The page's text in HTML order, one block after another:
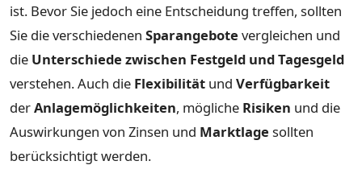
ist. Bevor Sie jedoch eine Entscheidung treffen, sollten
Sie die verschiedenen Sparangebote vergleichen und
die Unterschiede zwischen Festgeld und Tagesgeld
verstehen. Auch die Flexibilität und Verfügbarkeit
derAnlagemöglichkeiten, mögliche Risiken und die
Auswirkungen von Zinsen und Marktlage sollten
berücksichtigt werden.